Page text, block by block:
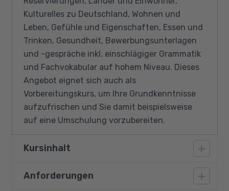
Kulturelles zu Deutschland, Wohnen und
Leben, Gefühle und Eigenschaften, Essen und
Trinken, Gesundheit, Bewerbungsunterlagen
und -gespräche inkl. einschlägiger Grammatik
und Fachvokabular auf hohem Niveau. Dieses
Angebot eignet sich auch als
Vorbereitungskurs, um Ihre Grundkenntnisse
aufzufrischen und Sie damit beispielsweise
auf eine Umschulung vorzubereiten.
Kursinhalt
Vermittlung von Experten Wissen im
Anforderungen